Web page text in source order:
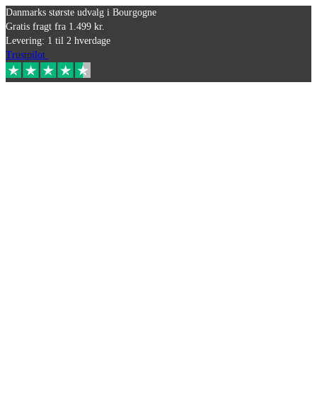
Danmarks største udvalg i Bourgogne
Gratis fragt fra 1.499 kr.
Levering: 1 til 2 hverdage
Trustpilot